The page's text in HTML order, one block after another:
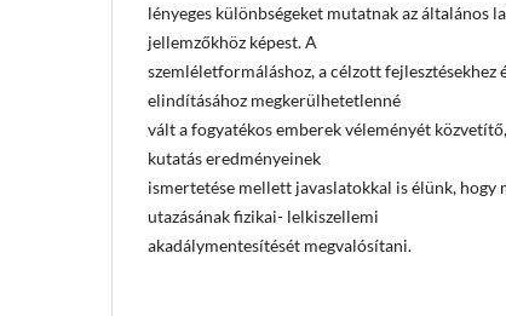
lényeges különbségeket mutatnak az általános
jellemzőkhöz képest. A
szemléletformáláshoz, a célzott fejlesztésekhez
elindításához megkerülhetetlenné
vált a fogyatékos emberek véleményét
kutatás eredményeinek
ismertetése mellett javaslatokkal is élünk, hogy
utazásának fizikai- lelkiszellemi
akadálymentesítését megvalósítani.